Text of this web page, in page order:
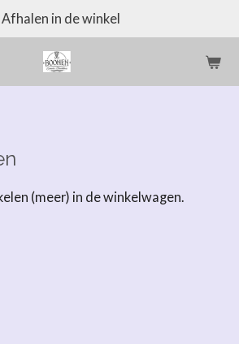
in de winkel
(meer) in de winkelwagen.